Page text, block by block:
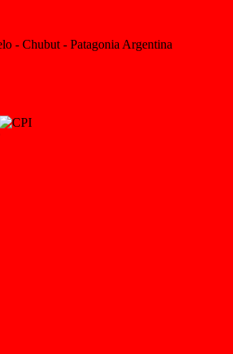
- Chubut - Patagonia Argentina